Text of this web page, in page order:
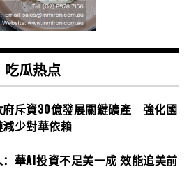
吃瓜热点
府斥資30億發展關鍵礦產 強化國
少對華依賴
華AI投資不足美一成 效能追美前